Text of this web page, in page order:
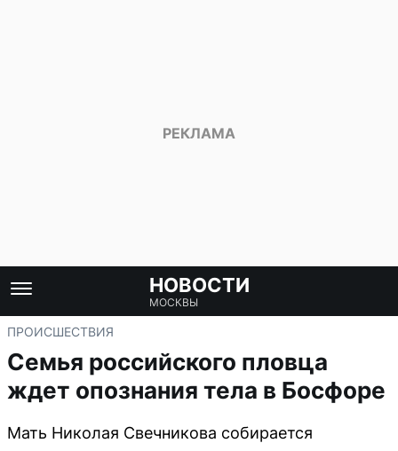
НОВОСТИ
МОСКВЫ
ПРОИСШЕСТВИЯ
Семья российского пловца
ждет опознания тела в Босфоре
Мать Николая Свечникова собирается